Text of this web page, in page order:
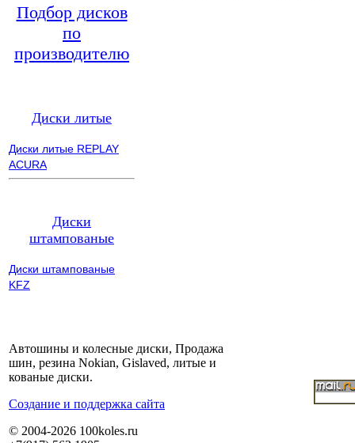
Подбор дисков
по
производителю
Диски литые
Диски литые REPLAY
ACURA
Диски
штампованые
Диски штампованые
KFZ
Автошины и колесные диски, Продажа
шин, резина Nokian, Gislaved, литые и
кованые диски.
Cоздание и поддержка сайта
© 2004-2026 100koles.ru